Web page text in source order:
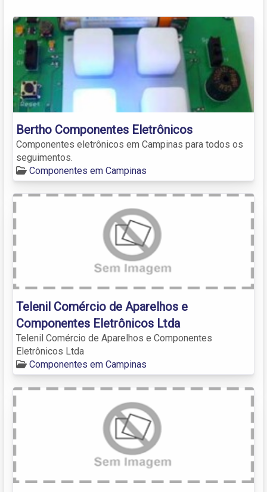
Bertho Componentes Eletrônicos
Componentes eletrônicos em Campinas para todos os
seguimentos.
Componentes em Campinas
Telenil Comércio de Aparelhos e
Componentes Eletrônicos Ltda
Telenil Comércio de Aparelhos e Componentes
Eletrônicos Ltda
Componentes em Campinas